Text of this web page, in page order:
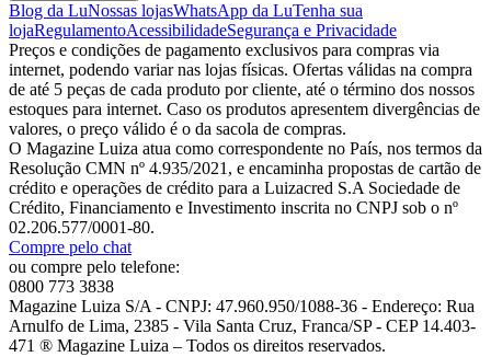
Blog da LuNossas lojasWhatsApp da LuTenha sua
lojaRegulamentoAcessibilidadeSegurança e Privacidade
Preços e condições de pagamento exclusivos para compras via
internet, podendo variar nas lojas físicas. Ofertas válidas na compra
de até 5 peças de cada produto por cliente, até o término dos nossos
estoques para internet. Caso os produtos apresentem divergências de
valores, o preço válido é o da sacola de compras.
O Magazine Luiza atua como correspondente no País, nos termos da
Resolução CMN nº 4.935/2021, e encaminha propostas de cartão de
crédito e operações de crédito para a Luizacred S.A Sociedade de
Crédito, Financiamento e Investimento inscrita no CNPJ sob o nº
02.206.577/0001-80.
Compre pelo chat
ou compre pelo telefone:
0800 773 3838
Magazine Luiza S/A - CNPJ: 47.960.950/1088-36 - Endereço: Rua
Arnulfo de Lima, 2385 - Vila Santa Cruz, Franca/SP - CEP 14.403-
471 ® Magazine Luiza – Todos os direitos reservados.